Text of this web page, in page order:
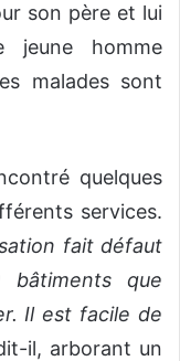
son père et lui
jeune homme
malades sont
quelques
services.
fait défaut
que
Il est facile de
il, arborant un